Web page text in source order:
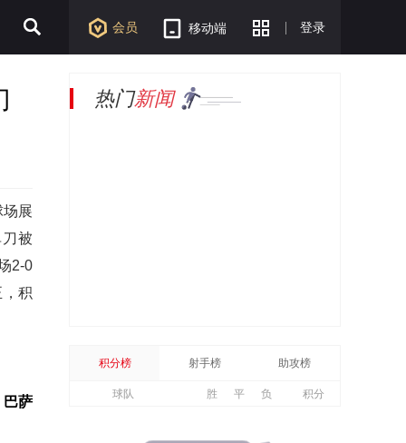
会员 移动端 登录
展
被
2-0
积
萨
热门新闻
积分榜 射手榜 助攻榜
球队 胜 平 负 积分